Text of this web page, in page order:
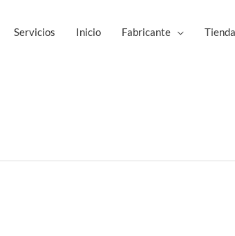
Servicios Inicio Fabricante Tienda